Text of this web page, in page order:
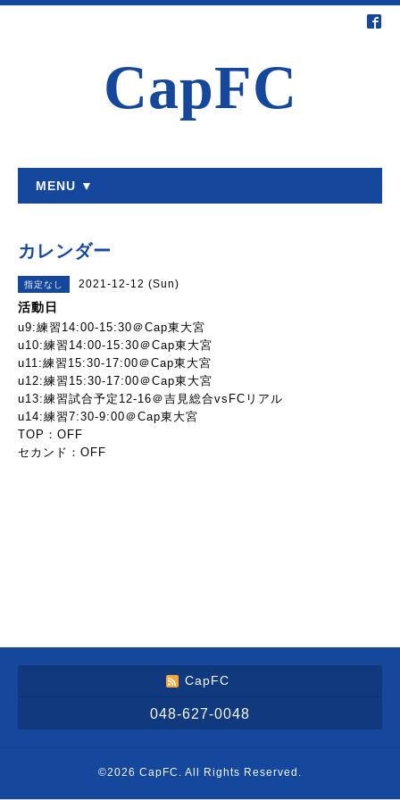
CapFC
MENU ▼
カレンダー
指定なし 2021-12-12 (Sun)
活動日
u9:練習14:00-15:30＠Cap東大宮
u10:練習14:00-15:30＠Cap東大宮
u11:練習15:30-17:00＠Cap東大宮
u12:練習15:30-17:00＠Cap東大宮
u13:練習試合予定12-16＠吉見総合vsFCリアル
u14:練習7:30-9:00＠Cap東大宮
TOP：OFF
セカンド：OFF
CapFC
048-627-0048
©2026 CapFC . All Rights Reserved.